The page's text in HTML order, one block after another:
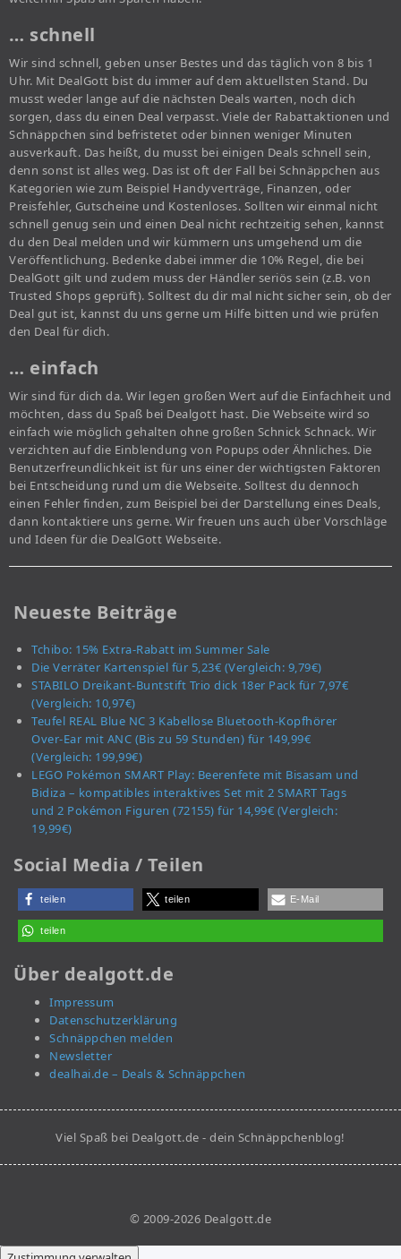
… schnell
Wir sind schnell, geben unser Bestes und das täglich von 8 bis 1
Uhr. Mit DealGott bist du immer auf dem aktuellsten Stand. Du
musst weder lange auf die nächsten Deals warten, noch dich
sorgen, dass du einen Deal verpasst. Viele der Rabattaktionen und
Schnäppchen sind befristetet oder binnen weniger Minuten
ausverkauft. Das heißt, du musst bei einigen Deals schnell sein,
denn sonst ist alles weg. Das ist oft der Fall bei Schnäppchen aus
Kategorien wie zum Beispiel Handyverträge, Finanzen, oder
Preisfehler, Gutscheine und Kostenloses. Sollten wir einmal nicht
schnell genug sein und einen Deal nicht rechtzeitig sehen, kannst
du den Deal melden und wir kümmern uns umgehend um die
Veröffentlichung. Bedenke dabei immer die 10% Regel, die bei
DealGott gilt und zudem muss der Händler seriös sein (z.B. von
Trusted Shops geprüft). Solltest du dir mal nicht sicher sein, ob der
Deal gut ist, kannst du uns gerne um Hilfe bitten und wie prüfen
den Deal für dich.
… einfach
Wir sind für dich da. Wir legen großen Wert auf die Einfachheit und
möchten, dass du Spaß bei Dealgott hast. Die Webseite wird so
einfach wie möglich gehalten ohne großen Schnick Schnack. Wir
verzichten auf die Einblendung von Popups oder Ähnliches. Die
Benutzerfreundlichkeit ist für uns einer der wichtigsten Faktoren
bei Entscheidung rund um die Webseite. Solltest du dennoch
einen Fehler finden, zum Beispiel bei der Darstellung eines Deals,
dann kontaktiere uns gerne. Wir freuen uns auch über Vorschläge
und Ideen für die DealGott Webseite.
Neueste Beiträge
Tchibo: 15% Extra-Rabatt im Summer Sale
Die Verräter Kartenspiel für 5,23€ (Vergleich: 9,79€)
STABILO Dreikant-Buntstift Trio dick 18er Pack für 7,97€
(Vergleich: 10,97€)
Teufel REAL Blue NC 3 Kabellose Bluetooth-Kopfhörer
Over-Ear mit ANC (Bis zu 59 Stunden) für 149,99€
(Vergleich: 199,99€)
LEGO Pokémon SMART Play: Beerenfete mit Bisasam und
Bidiza – kompatibles interaktives Set mit 2 SMART Tags
und 2 Pokémon Figuren (72155) für 14,99€ (Vergleich:
19,99€)
Social Media / Teilen
teilen teilen E-Mail
teilen
Über dealgott.de
Impressum
Datenschutzerklärung
Schnäppchen melden
Newsletter
dealhai.de – Deals & Schnäppchen
Viel Spaß bei Dealgott.de - dein Schnäppchenblog!
© 2009-2026 Dealgott.de